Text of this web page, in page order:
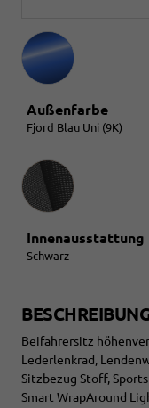
Außenfarbe
Fjord Blau Uni (9K)
Innenausstattung
Innenausstattung
Schwarz
Beifahrersitz
Lederlenkrad,
Sitzbezug Stoff,
Smart WrapAround